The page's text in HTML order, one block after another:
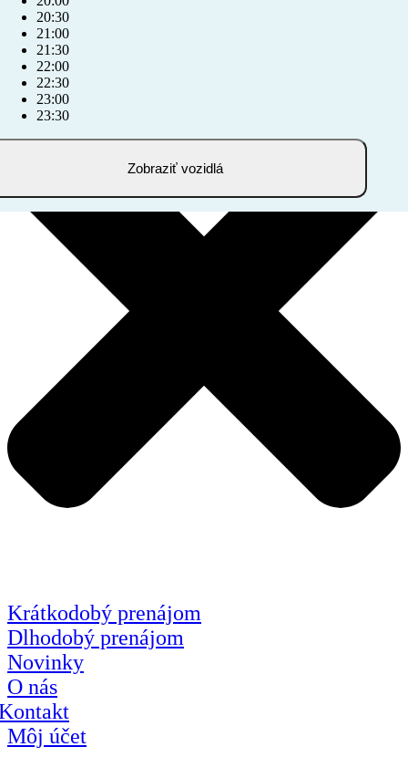
Krátkodobý prenájom
Dlhodobý prenájom
Novinky
O nás
Môj účet
20:30
21:00
21:30
22:00
22:30
23:00
23:30
Zobraziť vozidlá